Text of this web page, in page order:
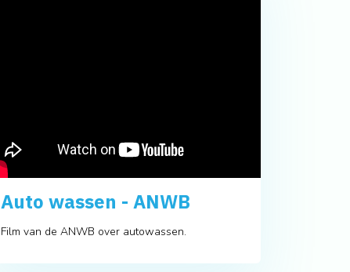
Auto wassen - ANWB
Film van de ANWB over autowassen.